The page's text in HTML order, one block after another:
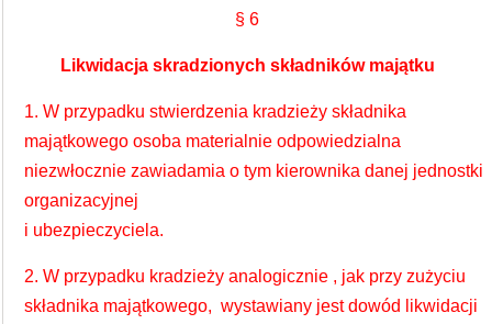
§ 6
Likwidacja skradzionych składników majątku
1. W przypadku stwierdzenia kradzieży składnika
majątkowego osoba materialnie odpowiedzialna
niezwłocznie zawiadamia o tym kierownika danej jednostki
organizacyjnej
i ubezpieczyciela.
2. W przypadku kradzieży analogicznie , jak przy zużyciu
składnika majątkowego, wystawiany jest dowód likwidacji